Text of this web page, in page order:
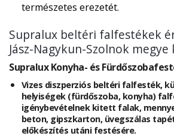
természetes erezetét.
Supralux beltéri falfestékek
Jász-Nagykun-Szolnok
Supralux Konyha- és
Vizes diszperziós beltéri falfesték,
helyiségek (fürdőszoba, konyha)
igénybevételnek kitett falak,
beton, gipszkarton, üvegszálas
előkészítés utáni festésére.